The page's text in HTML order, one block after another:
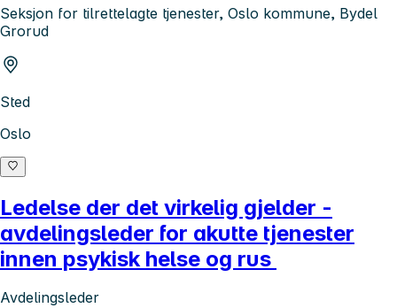
Seksjon for tilrettelagte tjenester, Oslo kommune, Bydel
Grorud
Sted
Oslo
Ledelse der det virkelig gjelder -
avdelingsleder for akutte tjenester
innen psykisk helse og rus
Avdelingsleder